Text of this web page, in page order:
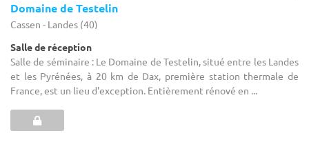
Domaine de Testelin
Cassen - Landes (40)
Salle de réception
Salle de séminaire : Le Domaine de Testelin, situé entre les Landes
et les Pyrénées, à 20 km de Dax, première station thermale de
France, est un lieu d'exception. Entièrement rénové en ...